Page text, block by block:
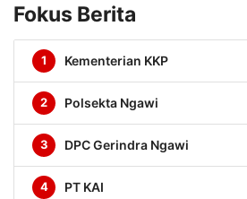
Fokus Berita
1 Kementerian KKP
2 Polsekta Ngawi
3 DPC Gerindra Ngawi
4 PT KAI